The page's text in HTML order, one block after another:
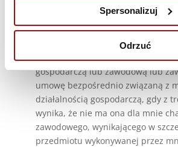
Spersonalizuj
Odrzuć
Oświadczam, że jestem osobą
dokonującą z przedsiębiorcą
niezwiązanej bezpośrednio z moją
gospodarczą lub zawodową lub
umowę bezpośrednio związaną z
działalnością gospodarczą, gdy z
wynika, że nie ma ona dla mnie
zawodowego, wynikającego w
przedmiotu wykonywanej przez